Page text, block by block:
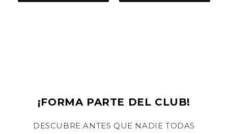
¡FORMA PARTE DEL CLUB!
DESCUBRE ANTES QUE NADIE TODAS